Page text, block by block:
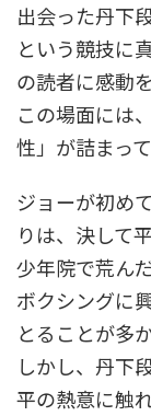
出会った丹下
という競技に
の読者に感動
この場面には
性」が詰まって
ジョーが初め
りは、決して
少年院で荒ん
ボクシングに
とることが多
しかし、丹下
平の熱意に触